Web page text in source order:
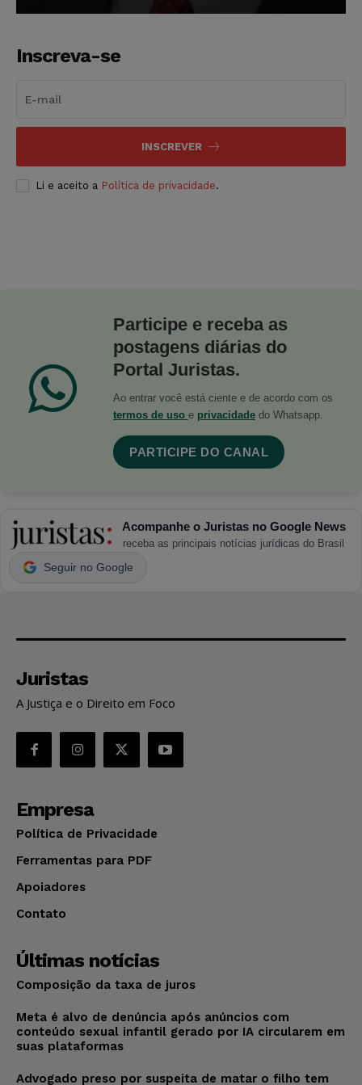
Inscreva-se
INSCREVER
Li e aceito a Política de privacidade.
Participe e receba as
postagens diárias do
Portal Juristas.
Ao entrar você está ciente e de acordo com os
termos de uso e privacidade do Whatsapp.
PARTICIPE DO CANAL
Acompanhe o Juristas no Google News
receba as principais notícias jurídicas do Brasil
Seguir no Google
Juristas
A Justiça e o Direito em Foco
Empresa
Política de Privacidade
Ferramentas para PDF
Apoiadores
Contato
Últimas notícias
Composição da taxa de juros
Meta é alvo de denúncia após anúncios com
conteúdo sexual infantil gerado por IA circularem em
suas plataformas
Advogado preso por suspeita de matar o filho tem